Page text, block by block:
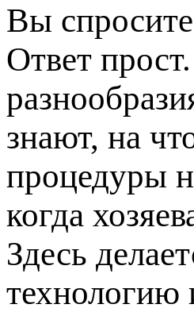
Вы
Ответ
знают, на
процедуры
когда
Здесь
технологию